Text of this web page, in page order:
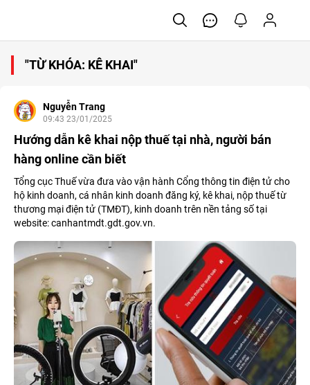
"TỪ KHÓA: KÊ KHAI"
Nguyễn Trang
09:43 23/01/2025
Hướng dẫn kê khai nộp thuế tại nhà, người bán
hàng online cần biết
Tổng cục Thuế vừa đưa vào vận hành Cổng thông tin điện tử cho
hộ kinh doanh, cá nhân kinh doanh đăng ký, kê khai, nộp thuế từ
thương mại điện tử (TMĐT), kinh doanh trên nền tảng số tại
website: canhantmdt.gdt.gov.vn.